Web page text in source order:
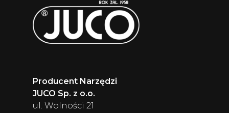
Producent Narzędzi
JUCO Sp. z o.o.
ul. Wolności 21